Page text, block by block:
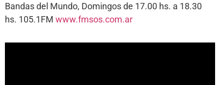
Bandas del Mundo, Domingos de 17.00 hs. a 18.30
hs. 105.1FM www.fmsos.com.ar